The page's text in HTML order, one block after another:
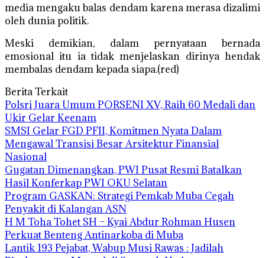
media mengaku balas dendam karena merasa dizalimi
oleh dunia politik.
Meski demikian, dalam pernyataan bernada
emosional itu ia tidak menjelaskan dirinya hendak
membalas dendam kepada siapa.(red)
Berita Terkait
Polsri Juara Umum PORSENI XV, Raih 60 Medali dan
Ukir Gelar Keenam
SMSI Gelar FGD PFII, Komitmen Nyata Dalam
Mengawal Transisi Besar Arsitektur Finansial
Nasional
Gugatan Dimenangkan, PWI Pusat Resmi Batalkan
Hasil Konferkap PWI OKU Selatan
Program GASKAN: Strategi Pemkab Muba Cegah
Penyakit di Kalangan ASN
H M Toha Tohet SH – Kyai Abdur Rohman Husen
Perkuat Benteng Antinarkoba di Muba
‎Lantik 193 Pejabat, Wabup Musi Rawas : Jadilah